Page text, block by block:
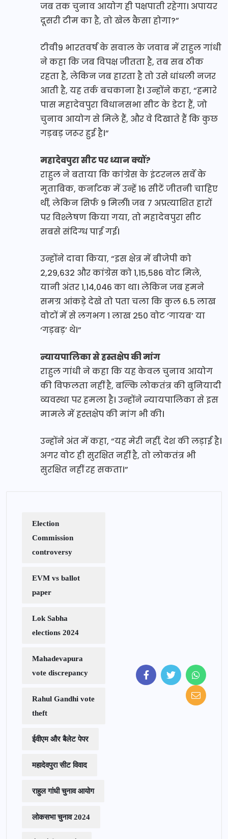
जब तक चुनाव आयोग ही पक्षपाती रहेगा। अपायर
दूसरी टीम का है, तो खेल कैसा होगा?”
टीवी9 भारतवर्ष के सवाल के जवाब में राहुल गांधी
ने कहा कि जब विपक्ष जीतता है, तब सब ठीक
रहता है, लेकिन जब हारता है तो उसे धांधली नजर
आती है, यह तर्क बचकाना है। उन्होंने कहा, “हमारे
पास महादेवपुरा विधानसभा सीट के डेटा हैं, जो
चुनाव आयोग से मिले हैं, और वे दिखाते हैं कि कुछ
गड़बड़ जरूर हुई है।”
महादेवपुरा सीट पर ध्यान क्यों?
राहुल ने बताया कि कांग्रेस के इंटरनल सर्वे के
मुताबिक, कर्नाटक में उन्हें 16 सीटें जीतनी चाहिए
थीं, लेकिन सिर्फ 9 मिलीं। जब 7 अप्रत्याशित हारों
पर विश्लेषण किया गया, तो महादेवपुरा सीट
सबसे संदिग्ध पाई गई।
उन्होंने दावा किया, “इस क्षेत्र में बीजेपी को
2,29,632 और कांग्रेस को 1,15,586 वोट मिले,
यानी अंतर 1,14,046 का था। लेकिन जब हमने
समग्र आंकड़े देखे तो पता चला कि कुल 6.5 लाख
वोटों में से लगभग 1 लाख 250 वोट ‘गायब’ या
‘गड़बड़’ थे।”
न्यायपालिका से हस्तक्षेप की मांग
राहुल गांधी ने कहा कि यह केवल चुनाव आयोग
की विफलता नहीं है, बल्कि लोकतंत्र की बुनियादी
व्यवस्था पर हमला है। उन्होंने न्यायपालिका से इस
मामले में हस्तक्षेप की मांग भी की।
उन्होंने अंत में कहा, “यह मेरी नहीं, देश की लड़ाई है।
अगर वोट ही सुरक्षित नहीं है, तो लोकतंत्र भी
सुरक्षित नहीं रह सकता।”
Election
Commission
controversy
EVM vs ballot
paper
Lok Sabha
elections 2024
Mahadevapura
vote discrepancy
Rahul Gandhi vote
theft
ईवीएम और बैलेट पेपर
महादेवपुरा सीट विवाद
राहुल गांधी चुनाव आयोग
लोकसभा चुनाव 2024